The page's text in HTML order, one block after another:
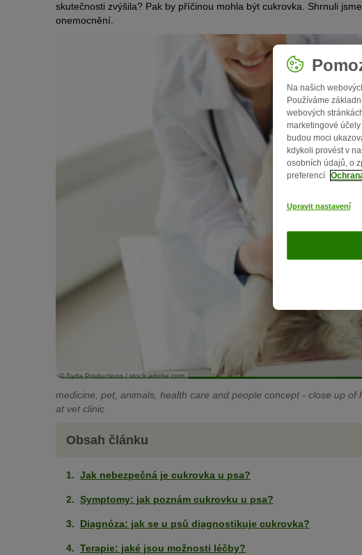
skutečnosti zvýšila? Pak by příčinou mohla být cukrovka. Shrnuli
onemocnění.
© Syda Productions / stock.adobe.com
medicine, pet, animals, health care and people concept - close up
at vet clinic
Obsah článku
Jak nebezpečná je cukrovka u psa?
Symptomy: jak poznám cukrovku u psa?
Diagnóza: jak se u psů diagnostikuje cukrovka?
Terapie: jaké jsou možnosti léčby?
Na našich
Používáme
webových
marketingové
budou moci
kdykoli provést v
osobních údajů, o
preferencí
Upravit nastavení